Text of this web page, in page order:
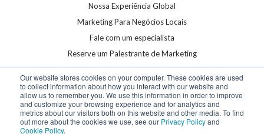
Our website stores cookies on your computer. These cookies are used
to collect information about how you interact with our website and
allow us to remember you. We use this information in order to improve
and customize your browsing experience and for analytics and
metrics about our visitors both on this website and other media. To find
out more about the cookies we use, see our Privacy Policyand
Cookie Policy.
Nossa Experiência Global
Marketing Para Negócios Locais
Fale com um especialista
Reserve um Palestrante de Marketing